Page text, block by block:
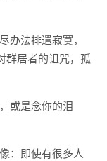
办法排遣寂寞，
群居者的诅咒，孤
或是念你的泪
：即使有很多人